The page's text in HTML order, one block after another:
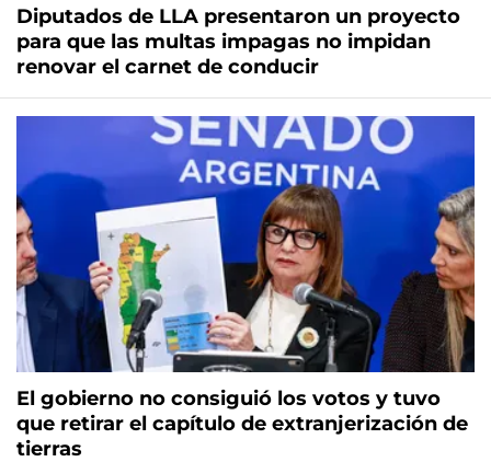
Diputados de LLA presentaron un proyecto
para que las multas impagas no impidan
renovar el carnet de conducir
El gobierno no consiguió los votos y tuvo
que retirar el capítulo de extranjerización de
tierras